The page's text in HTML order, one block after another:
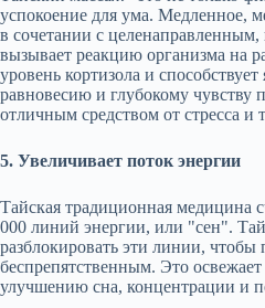
успокоение для ума. Медленное,
в сочетании с
вызывает реакцию организма на
уровень кортизола и
равновесию и глубокому чувству
отличным средством от стресса и
5. Увеличивает поток энергии
Тайская традиционная медицина
000 линий энергии, или "сен".
разблокировать эти линии, чтобы
беспрепятственным. Это
улучшению сна, концентрации и